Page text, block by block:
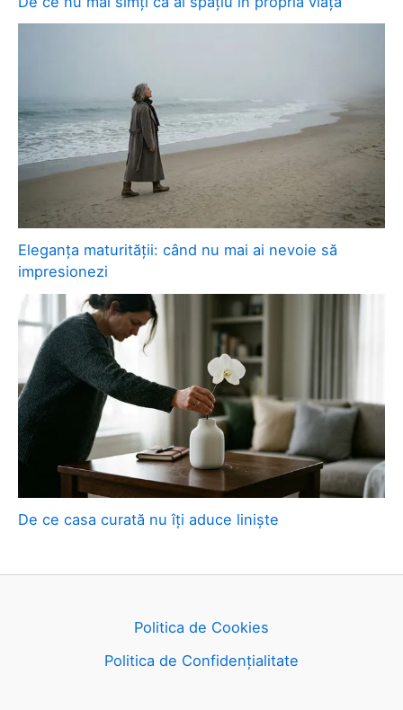
Eleganța maturității: când nu mai ai nevoie să
impresionezi
De ce casa curată nu îți aduce liniște
Politica de Cookies
Politica de Confidențialitate